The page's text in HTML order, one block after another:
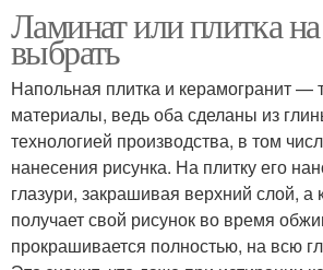
Ламинат или плитка
выбрать
Напольная плитка и керамогранит —
материалы, ведь оба сделаны из
технологией производства, в том
нанесения рисунка. На плитку его
глазури, закрашивая верхний слой, а
получает свой рисунок во время
прокрашивается полностью, на всю